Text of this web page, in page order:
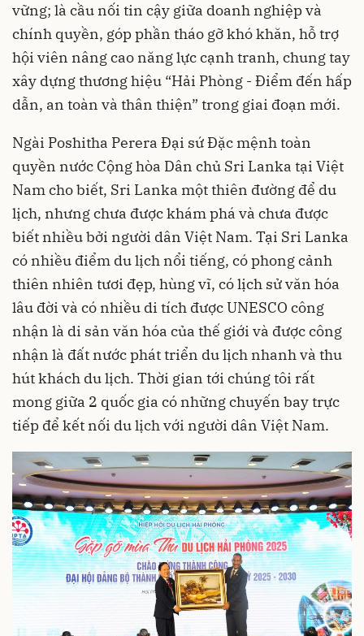
vững; là cầu nối tin cậy giữa doanh nghiệp và
chính quyền, góp phần tháo gỡ khó khăn, hỗ trợ
hội viên nâng cao năng lực cạnh tranh, chung tay
xây dựng thương hiệu “Hải Phòng - Điểm đến hấp
dẫn, an toàn và thân thiện” trong giai đoạn mới.
Ngài Poshitha Perera Đại sứ Đặc mệnh toàn
quyền nước Cộng hòa Dân chủ Sri Lanka tại Việt
Nam cho biết, Sri Lanka một thiên đường để du
lịch, nhưng chưa được khám phá và chưa được
biết nhiều bởi người dân Việt Nam. Tại Sri Lanka
có nhiều điểm du lịch nổi tiếng, có phong cảnh
thiên nhiên tươi đẹp, hùng vĩ, có lịch sử văn hóa
lâu đời và có nhiều di tích được UNESCO công
nhận là di sản văn hóa của thế giới và được công
nhận là đất nước phát triển du lịch nhanh và thu
hút khách du lịch. Thời gian tới chúng tôi rất
mong giữa 2 quốc gia có những chuyến bay trực
tiếp để kết nối du lịch với người dân Việt Nam.